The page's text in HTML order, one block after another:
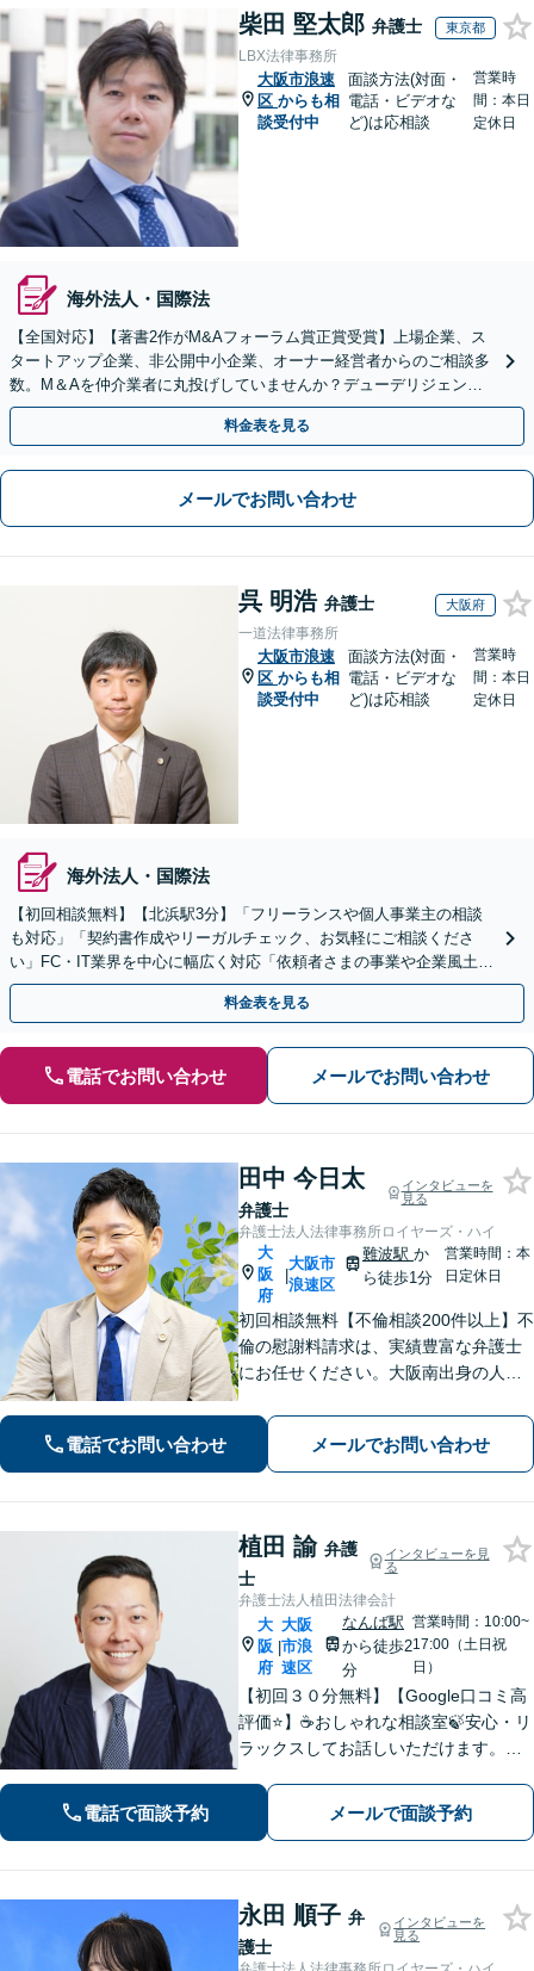
柴田 堅太郎 弁護士 東京都
LBX法律事務所
大阪市浪速
区 からも相
談受付中
面談方法(対面・
電話・ビデオな
ど)は応相談
営業時
間：本日
定休日
海外法人・国際法
【全国対応】【著書2作がM&Aフォーラム賞正賞受賞】上場企業、ス
タートアップ企業、非公開中小企業、オーナー経営者からのご相談多
数。M＆Aを仲介業者に丸投げしていませんか？デューデリジェンス
や契約書作成・交渉はお任せください【初回無料】
料金表を見る
メールでお問い合わせ
呉 明浩 弁護士 大阪府
一道法律事務所
大阪市浪速
区 からも相
談受付中
面談方法(対面・
電話・ビデオな
ど)は応相談
営業時
間：本日
定休日
海外法人・国際法
【初回相談無料】【北浜駅3分】「フリーランスや個人事業主の相談
も対応」「契約書作成やリーガルチェック、お気軽にご相談くださ
い」FC・IT業界を中心に幅広く対応「依頼者さまの事業や企業風土を
熟知し、最適な解決策をご提案」【休日・夜間相談可】
料金表を見る
電話でお問い合わせ メールでお問い合わせ
田中 今日太
弁護士
インタビューを
見る
弁護士法人法律事務所ロイヤーズ・ハイ
大
阪
府
|
大阪市
浪速区
難波駅 か
ら徒歩1分
営業時間：本
日定休日
初回相談無料【不倫相談200件以上】不
倫の慰謝料請求は、実績豊富な弁護士
にお任せください。大阪南出身の人情
通事故に遭われてお困りの方はお気軽
にお電話ください【当日／夜間／休日
の相談可】
電話でお問い合わせ メールでお問い合わせ
植田 諭 弁護
士
インタビューを見
る
弁護士法人植田法律会計
大
阪
府
|
大阪
市浪
速区
なんば駅
から徒歩2
分
営業時間：10:00~
17:00（土日祝
日）
【初回３０分無料】【Google口コミ高
評価⭐️】☕️おしゃれな相談室🍃安心・リ
ラックスしてお話しいただけます。ネ
策を一緒に考えていきましょう！【土
曜・夜間◎】
電話で面談予約 メールで面談予約
永田 順子 弁
護士
インタビューを
見る